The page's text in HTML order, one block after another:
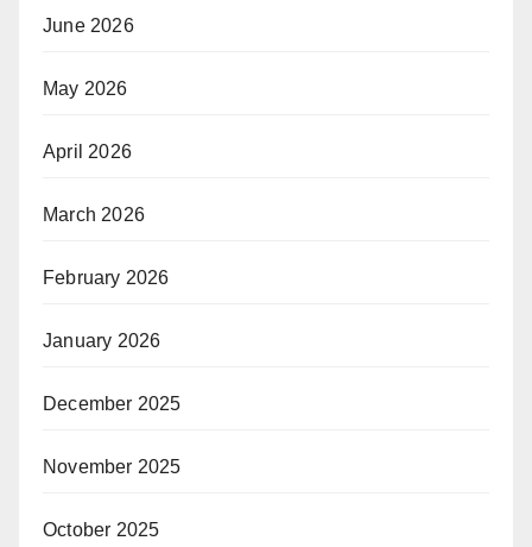
June 2026
May 2026
April 2026
March 2026
February 2026
January 2026
December 2025
November 2025
October 2025